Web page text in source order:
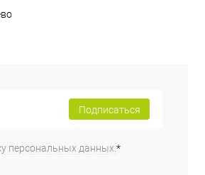
Подписаться
персональных данных. *